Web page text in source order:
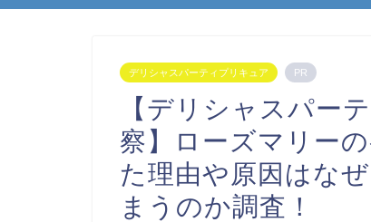
デリシャスパーティプリキュア PR
【デリシャスパー
察】ローズマリー
た理由や原因はな
まうのか調査！